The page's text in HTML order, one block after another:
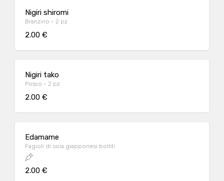
Nigiri shiromi
Branzino - 2 pz
2.00 €
Nigiri tako
Polpo - 2 pz
2.00 €
Edamame
Fagioli di soia giapponesi bolliti
2.00 €